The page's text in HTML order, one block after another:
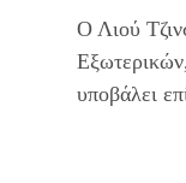
Ο Λιού
υποβάλει